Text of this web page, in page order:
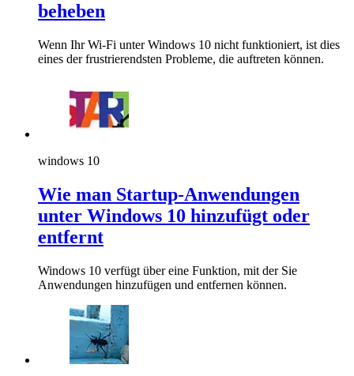
beheben
Wenn Ihr Wi-Fi unter Windows 10 nicht funktioniert, ist dies
eines der frustrierendsten Probleme, die auftreten können.
windows 10
Wie man Startup-Anwendungen
unter Windows 10 hinzufügt oder
entfernt
Windows 10 verfügt über eine Funktion, mit der Sie
Anwendungen hinzufügen und entfernen können.